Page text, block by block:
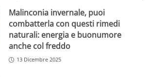
Malinconia invernale, puoi
combatterla con questi rimedi
naturali: energia e buonumore
anche col freddo
13 Dicembre 2025